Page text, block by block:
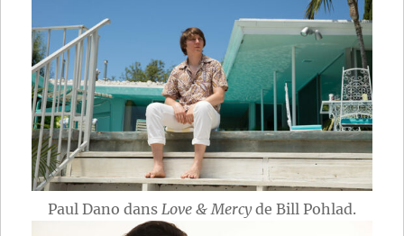
Paul Dano dans Love & Mercyde Bill Pohlad.